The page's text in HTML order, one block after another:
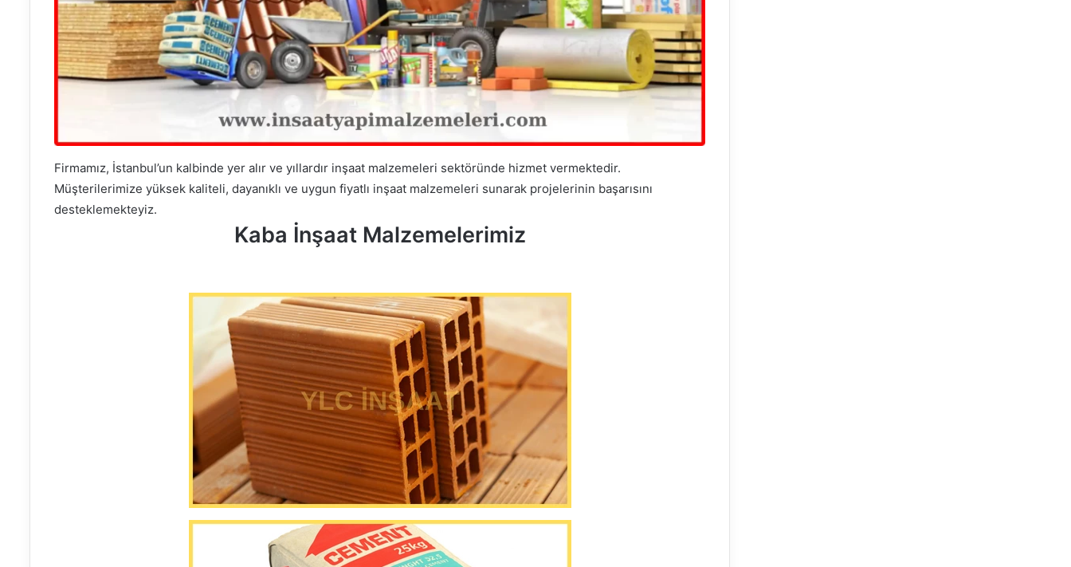
Firmamız, İstanbul’un kalbinde yer alır ve yıllardır inşaat malzemeleri sektöründe hizmet vermektedir.
Müşterilerimize yüksek kaliteli, dayanıklı ve uygun fiyatlı inşaat malzemeleri sunarak projelerinin başarısını
desteklemekteyiz.
Kaba İnşaat Malzemelerimiz